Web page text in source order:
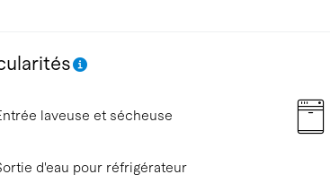
laveuse et sécheuse
d'eau pour réfrigérateur